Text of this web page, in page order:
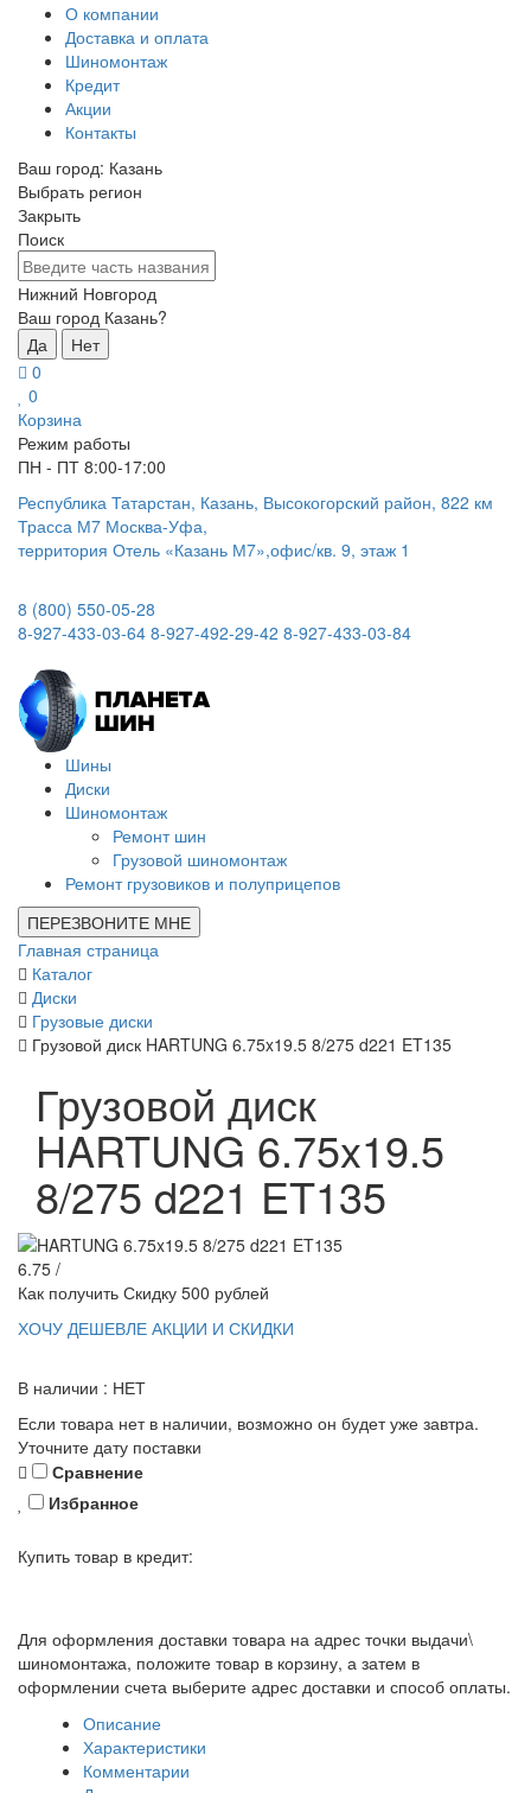
О компании
Доставка и оплата
Шиномонтаж
Кредит
Акции
Контакты
Ваш город: Казань
Выбрать регион
Закрыть
Поиск
Нижний Новгород
Ваш город Казань?
Да
Нет
0
0
Корзина
Режим работы
ПН - ПТ 8:00-17:00
Республика Татарстан, Казань, Высокогорский район, 822 км
Трасса М7 Москва-Уфа,
территория Отель «Казань М7»,офис/кв. 9, этаж 1
8 (800) 550-05-28
8-927-433-03-64 8-927-492-29-42 8-927-433-03-84
Шины
Диски
Шиномонтаж
Ремонт шин
Грузовой шиномонтаж
Ремонт грузовиков и полуприцепов
ПЕРЕЗВОНИТЕ МНЕ
Главная страница
Каталог
Диски
Грузовые диски
Грузовой диск HARTUNG 6.75x19.5 8/275 d221 ET135
Грузовой диск
HARTUNG 6.75x19.5
8/275 d221 ET135
6.75 /
Как получить Скидку 500 рублей
ХОЧУ ДЕШЕВЛЕ АКЦИИ И СКИДКИ
В наличии : НЕТ
Если товара нет в наличии, возможно он будет уже завтра.
Уточните дату поставки
Сравнение
Избранное
Купить товар в кредит:
Для оформления доставки товара на адрес точки выдачи\
шиномонтажа, положите товар в корзину, а затем в
оформлении счета выберите адрес доставки и способ оплаты.
Описание
Характеристики
Комментарии